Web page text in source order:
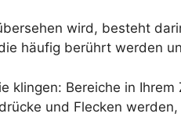
wird, besteht
häufig berührt werden
klingen: Bereiche in
und Flecken